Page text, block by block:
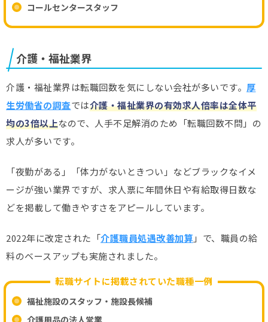
コールセンタースタッフ
介護・福祉業界
介護・福祉業界は転職回数を気にしない会社が多いです。 厚
生労働省の調査では介護・福祉業界の有効求人倍率は全体平
均の3倍以上なので、人手不足解消のため「転職回数不問」の
求人が多いです。
「夜勤がある」「体力がないときつい」などブラックなイメ
ージが強い業界ですが、求人票に年間休日や有給取得日数な
どを掲載して働きやすさをアピールしています。
2022年に改定された「介護職員処遇改善加算 」で、職員の給
料のベースアップも実施されました。
転職サイトに掲載されていた職種一例
福祉施設のスタッフ・施設長候補
介護用品の法人営業